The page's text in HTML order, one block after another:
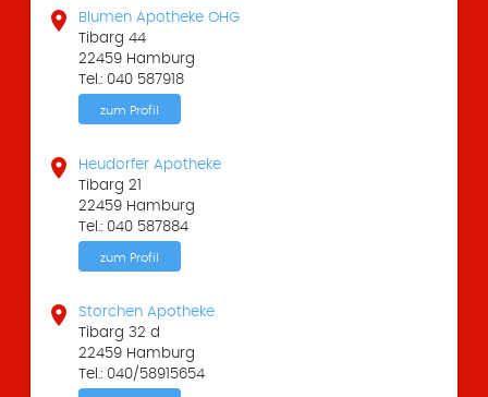

Blumen Apotheke OHG
Tibarg 44
22459 Hamburg
Tel.: 040 587918
zum Profil

Heudorfer Apotheke
Tibarg 21
22459 Hamburg
Tel.: 040 587884
zum Profil

Storchen Apotheke
Tibarg 32 d
22459 Hamburg
Tel.: 040/58915654